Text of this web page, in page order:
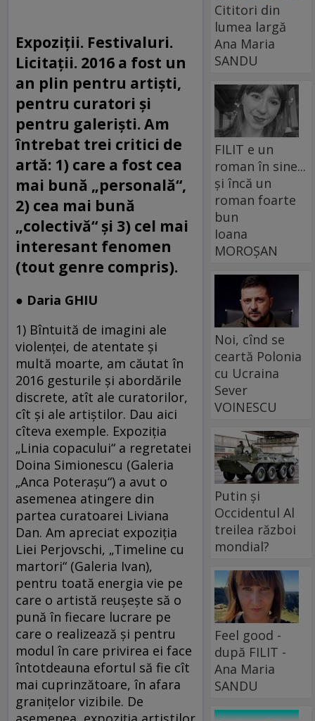
Expoziţii. Festivaluri.
Licitaţii. 2016 a fost un
an plin pentru artişti,
pentru curatori şi
pentru galerişti. Am
întrebat trei critici de
artă: 1) care a fost cea
mai bună „personală“,
2) cea mai bună
„colectivă“ şi 3) cel mai
interesant fenomen
(tout genre compris).
● Daria GHIU
1) Bîntuită de imagini ale
violenţei, de atentate şi
multă moarte, am căutat în
2016 gesturile şi abordările
discrete, atît ale curatorilor,
cît şi ale artiştilor. Dau aici
cîteva exemple. Expoziţia
„Linia copacului“ a regretatei
Doina Simionescu (Galeria
„Anca Poteraşu“) a avut o
asemenea atingere din
partea curatoarei Liviana
Dan. Am apreciat expoziţia
Liei Perjovschi, „Timeline cu
martori“ (Galeria Ivan),
pentru toată energia vie pe
care o artistă reuşeşte să o
pună în fiecare lucrare pe
care o realizează şi pentru
modul în care privirea ei face
întotdeauna efortul să fie cît
mai cuprinzătoare, în afara
graniţelor vizibile. De
Cititori din
lumea largă
Ana Maria
SANDU
FILIT e un
roman în sine...
și încă un
roman foarte
bun
Ioana
MOROȘAN
Noi, cînd se
ceartă Polonia
cu Ucraina
Sever
VOINESCU
Putin și
Occidentul Al
treilea război
mondial?
Feel good -
după FILIT -
Ana Maria
SANDU